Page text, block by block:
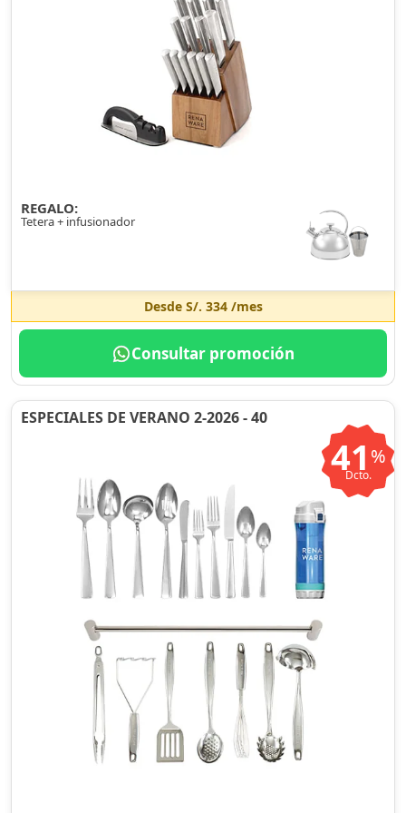
REGALO:
Tetera + infusionador
Desde S/. 334/mes
Consultar promoción
ESPECIALES DE VERANO 2-2026 - 40
41 %
Dcto.